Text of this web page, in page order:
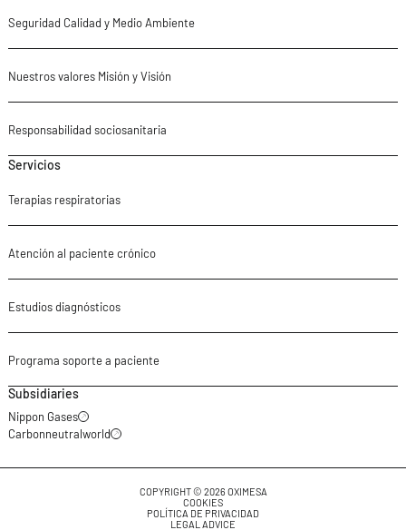
Seguridad Calidad y Medio Ambiente
Nuestros valores Misión y Visión
Responsabilidad sociosanitaria
Servicios
Terapias respiratorias
Atención al paciente crónico
Estudios diagnósticos
Programa soporte a paciente
Subsidiaries
Nippon Gases
Carbonneutralworld
COPYRIGHT © 2026 OXIMESA
COOKIES
POLÍTICA DE PRIVACIDAD
LEGAL ADVICE